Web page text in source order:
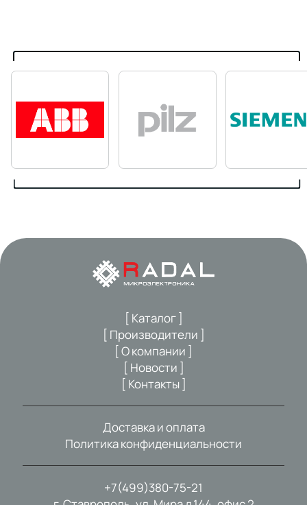
+7(499)380-75-21
[ Каталог ]
[ Производители ]
[ О компании ]
[ Новости ]
[ Контакты ]
Доставка и оплата
Политика конфиденциальности